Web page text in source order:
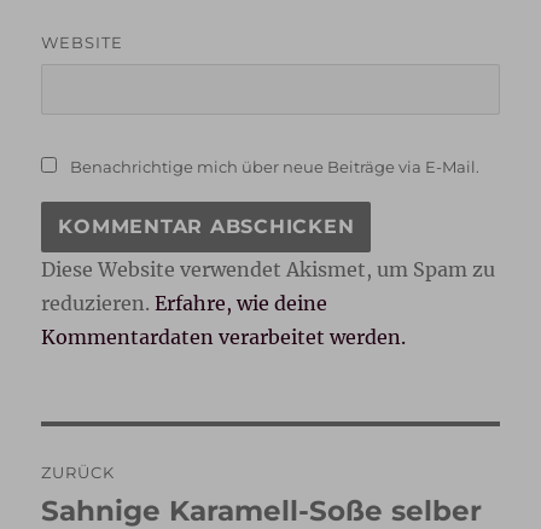
WEBSITE
Benachrichtige mich über neue Beiträge via E-Mail.
Diese Website verwendet Akismet, um Spam zu
reduzieren.Erfahre, wie deine
Kommentardaten verarbeitet werden.
ZURÜCK
Vorheriger
Sahnige Karamell-Soße selber